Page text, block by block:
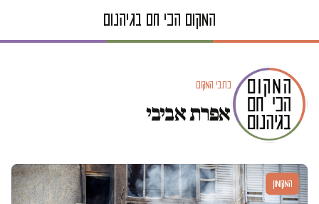
כתבי המקום
אפרת אביבי
המקומון